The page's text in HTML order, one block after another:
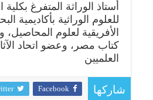
أستاذ الوراثة المتفرغ
للعلوم الوراثية بأكاديمية
كتاب مصر، وعضو اتحاد
العلميين
شاركها Facebook